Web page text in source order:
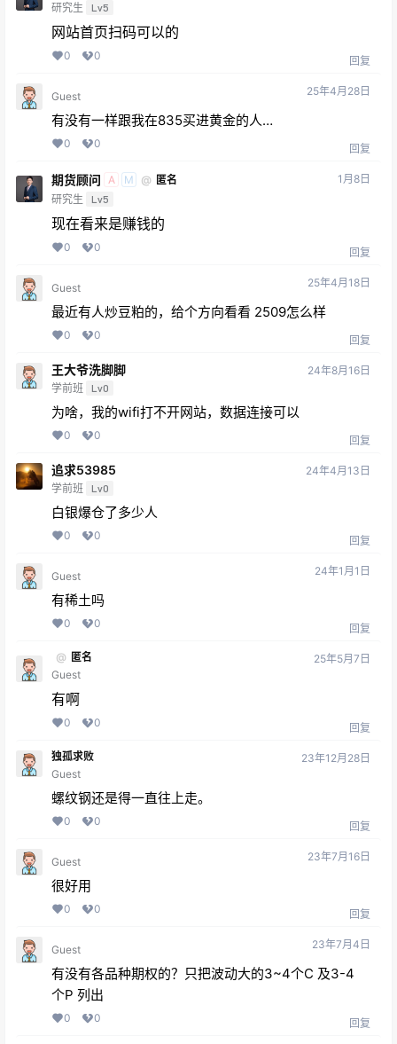
研究生 Lv5
网站首页扫码可以的
0 0 回复
Guest 25年4月28日
有没有一样跟我在835买进黄金的人…
0 0 回复
期货顾问 A M @ 匿名
研究生
Lv5
1月8日
现在看来是赚钱的
0 0 回复
Guest 25年4月18日
最近有人炒豆粕的，给个方向看看 2509怎么样
0 0 回复
王大爷洗脚脚
学前班 Lv0
24年8月16日
为啥，我的wifi打不开网站，数据连接可以
0 0 回复
追求53985
学前班 Lv0
24年4月13日
白银爆仓了多少人
0 0 回复
Guest 24年1月1日
有稀土吗
0 0 回复
@ 匿名
Guest
25年5月7日
有啊
0 0 回复
独孤求败
Guest
23年12月28日
螺纹钢还是得一直往上走。
0 0 回复
Guest 23年7月16日
很好用
0 0 回复
Guest 23年7月4日
有没有各品种期权的？只把波动大的3~4个C 及3-4
个P 列出
0 0 回复